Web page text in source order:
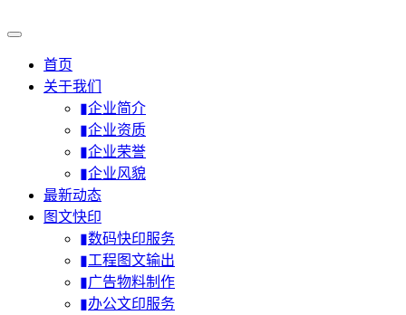
首页
关于我们
▮企业简介
▮企业资质
▮企业荣誉
▮企业风貌
最新动态
图文快印
▮数码快印服务
▮工程图文输出
▮广告物料制作
▮办公文印服务